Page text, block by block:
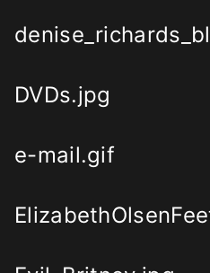
DVDs.jpg
e-mail.gif